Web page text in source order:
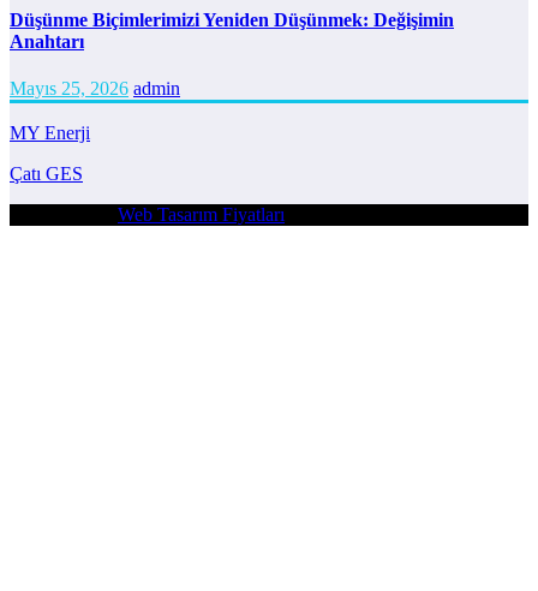
Düşünme Biçimlerimizi Yeniden Düşünmek: Değişimin
Anahtarı
Mayıs 25, 2026 admin
MY Enerji
Çatı GES
Web Tasarım Fiyatları